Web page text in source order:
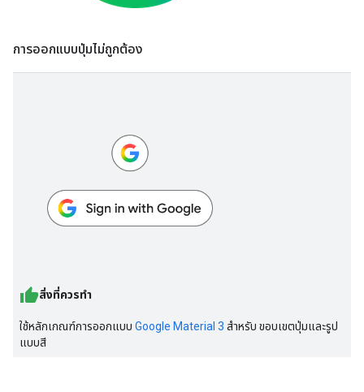
การออกแบบปุ่มไม่ถูกต้อง
สิ่งที่ควรทำ
ใช้หลักเกณฑ์การออกแบบ Google Material 3 สำหรับ ขอบเขตปุ่มและรูป
แบบสี